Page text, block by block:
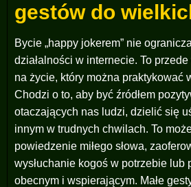
gestów do
Bycie „happy jokerem” nie
działalności w internecie. To
na życie, który można praktykować
Chodzi o to, aby być źródłem
otaczających nas ludzi, dzielić się
innym w trudnych chwilach. To
powiedzenie miłego słowa,
wysłuchanie kogoś w potrzebie lub
obecnym i wspierającym. Małe